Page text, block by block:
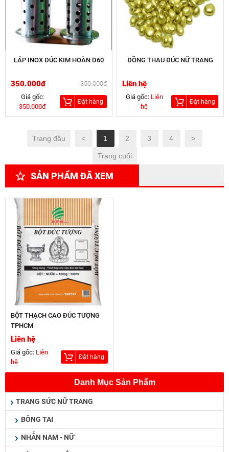
LÁP INOX ĐÚC KIM HOÀN D60
350.000đ
350.000đ
Giá gốc:
350.000đ
Đặt hàng
ĐỒNG THAU ĐÚC NỮ TRANG
Liên hệ
Giá gốc: Liên
hệ
Đặt hàng
Trang đầu < 1 2 3 4 >
Trang cuối
SẢN PHẨM ĐÃ XEM
BỘT THẠCH CAO ĐÚC TƯỢNG
TPHCM
Liên hệ
Giá gốc: Liên
hệ
Đặt hàng
Danh Mục Sản Phẩm
TRANG SỨC NỮ TRANG
BÔNG TAI
NHẪN NAM - NỮ